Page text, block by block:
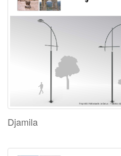
Djamila